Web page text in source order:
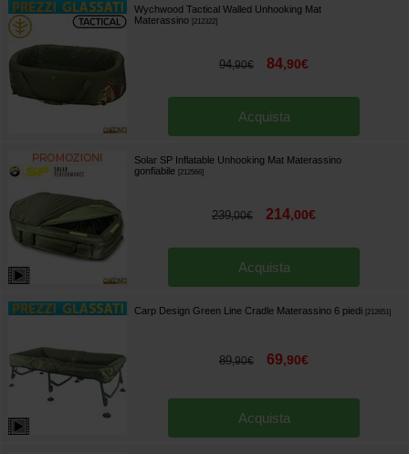
Wychwood Tactical Walled Unhooking Mat
Materassino
212322]
94,90€ 84,90€
Acquista
Solar SP Inflatable Unhooking Mat Materassino
gonfiabile
212566]
239,00€ 214,00€
Acquista
Carp Design Green Line Cradle Materassino 6 piedi 212651]
89,90€ 69,90€
Acquista